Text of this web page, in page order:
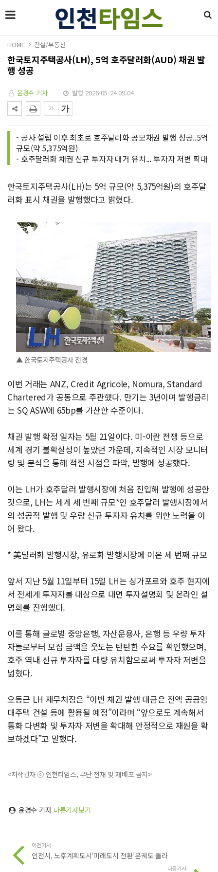
HOME 건설/부동산
한국토지주택공사(LH), 5억 호주달러화(AUD) 채권 발
행 성공
윤경수 기자 발행 2026-05-24 09:04
- 공사 설립 이후 최초로 호주달러화 공모채권 발행 성공..5억
규모(약 5,375억원)
- 호주달러화 채권 신규 투자자 대거 유치... 투자자 저변 확대
한국토지주택공사(LH)는 5억 규모(약 5,375억원)의 호주달
러화 표시 채권을 발행했다고 밝혔다.
▲ 한국토지주택공사 전경
이번 거래는 ANZ, Credit Agricole, Nomura, Standard
Chartered가 공동으로 주관했다. 만기는 3년이며 발행금리
는 SQ ASW에 65bp를 가산한 수준이다.
채권 발행 확정 일자는 5월 21일이다. 미-이란 전쟁 등으로
세계 경기 불확실성이 높았던 가운데, 지속적인 시장 모니터
링 및 분석을 통해 적절 시점을 파악, 발행에 성공했다.
이는 LH가 호주달러 발행시장에 처음 진입해 발행에 성공한
것으로, LH는 세계 세 번째 규모*인 호주달러 발행시장에서
의 성공적 발행 및 우량 신규 투자자 유치를 위한 노력을 이
어 왔다.
* 美달러화 발행시장, 유로화 발행시장에 이은 세 번째 규모
앞서 지난 5월 11일부터 15일 LH는 싱가포르와 호주 현지에
서 전세계 투자자를 대상으로 대면 투자설명회 및 온라인 설
명회를 진행했다.
이를 통해 글로벌 중앙은행, 자산운용사, 은행 등 우량 투자
자들로부터 모집 금액을 웃도는 탄탄한 수요를 확인했으며,
호주 역내 신규 투자자를 대량 유치함으로써 투자자 저변을
넓혔다.
오동근 LH 재무처장은 “이번 채권 발행 대금은 전액 공공임
대주택 건설 등에 활용될 예정”이라며 “앞으로도 계속해서
통화 다변화 및 투자자 저변을 확대해 안정적으로 재원을 확
보하겠다”고 말했다.
<저작권자 ⓒ 인천타임스, 무단 전재 및 재배포 금지>
윤경수 기자 다른기사보기
이전기사
인천시, 노후계획도시‘미래도시 전환’본궤도 올라
다음기사